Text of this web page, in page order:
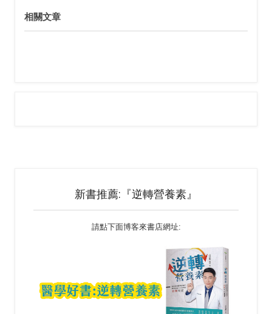
相關文章
新書推薦:『逆轉營養素』
請點下面博客來書店網址: